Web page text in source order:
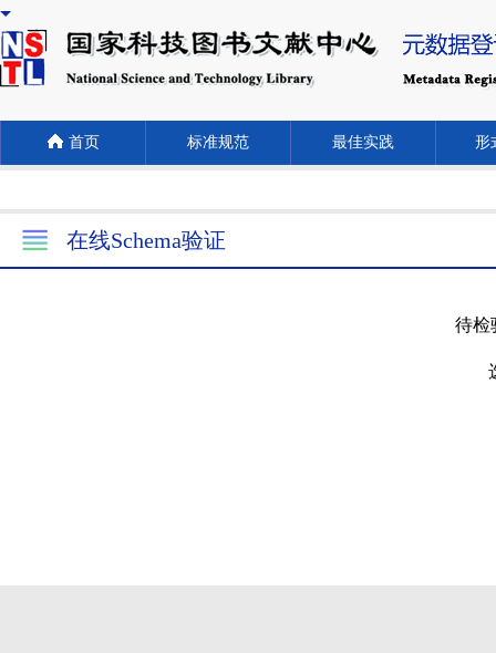
首页 标准规范 最佳实践 形
在线Schema验证
待检